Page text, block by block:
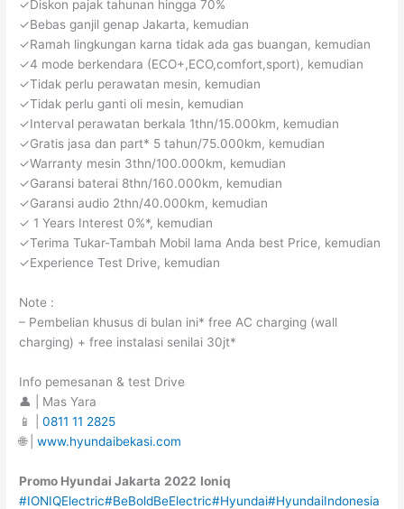
✓Diskon pajak tahunan hingga 70%
✓Bebas ganjil genap Jakarta, kemudian
✓Ramah lingkungan karna tidak ada gas buangan, kemudian
✓4 mode berkendara (ECO+,ECO,comfort,sport), kemudian
✓Tidak perlu perawatan mesin, kemudian
✓Tidak perlu ganti oli mesin, kemudian
✓Interval perawatan berkala 1thn/15.000km, kemudian
✓Gratis jasa dan part* 5 tahun/75.000km, kemudian
✓Warranty mesin 3thn/100.000km, kemudian
✓Garansi baterai 8thn/160.000km, kemudian
✓Garansi audio 2thn/40.000km, kemudian
✓ 1 Years Interest 0%*, kemudian
✓Terima Tukar-Tambah Mobil lama Anda best Price, kemudian
✓Experience Test Drive, kemudian
Note :
– Pembelian khusus di bulan ini* free AC charging (wall
charging) + free instalasi senilai 30jt*
Info pemesanan & test Drive
👤 | Mas Yara
📱 |0811 11 2825
🌐 |www.hyundaibekasi.com
Promo Hyundai Jakarta 2022 Ioniq
#IONIQElectric#BeBoldBeElectric#Hyundai#HyundaiIndonesia